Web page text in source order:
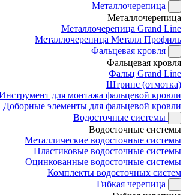
Металлочерепица
Металлочерепица
Металлочерепица Grand Line
Металлочерепица Металл Профиль
Фальцевая кровля
Фальцевая кровля
Фальц Grand Line
Штрипс (отмотка)
для монтажа фальцевой кровли
Доборные элементы для фальцевой кровли
Водосточные системы
Водосточные системы
Металлические водосточные системы
Пластиковые водосточные системы
Оцинкованные водосточные системы
Комплекты водосточных систем
Гибкая черепица